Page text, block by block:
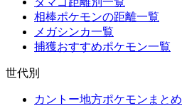
相棒ポケモンの距離一覧
メガシンカ一覧
捕獲おすすめポケモン一覧
世代別
カントー地方ポケモンまとめ